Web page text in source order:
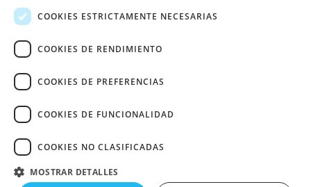
Sala de prensa
Política de cookies
Política de privacidad
Aviso Legal
Declaración de Accesibilidad Web
Español
España. CIF G-84334903. Todos
COOKIES ESTRICTAMENTE NECESARIAS
COOKIES DE RENDIMIENTO
COOKIES DE PREFERENCIAS
COOKIES DE FUNCIONALIDAD
COOKIES NO CLASIFICADAS
MOSTRAR DETALLES